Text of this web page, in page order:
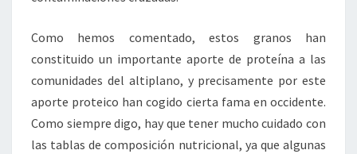
Como hemos comentado, estos granos han
constituido un importante aporte de proteína a las
comunidades del altiplano, y precisamente por este
aporte proteico han cogido cierta fama en occidente.
Como siempre digo, hay que tener mucho cuidado con
las tablas de composición nutricional, ya que algunas